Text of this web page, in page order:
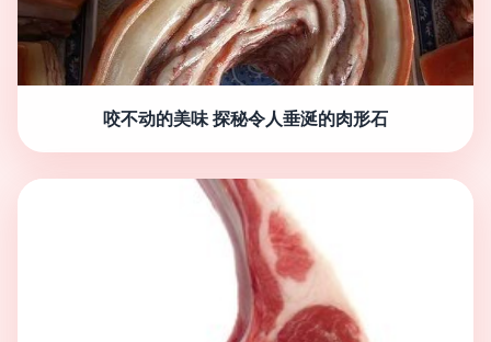
咬不动的美味 探秘令人垂涎的肉形石